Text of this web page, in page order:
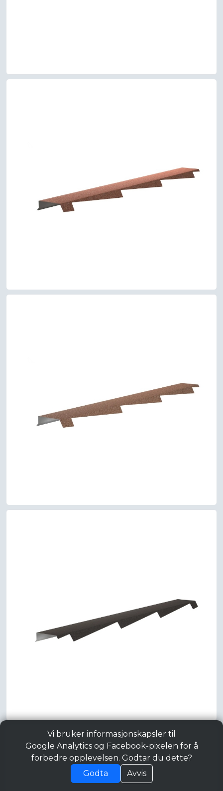
Vi bruker informasjonskapsler til
Google Analytics og Facebook-pixelen for å
forbedre opplevelsen. Godtar du dette?
Godta
Avvis